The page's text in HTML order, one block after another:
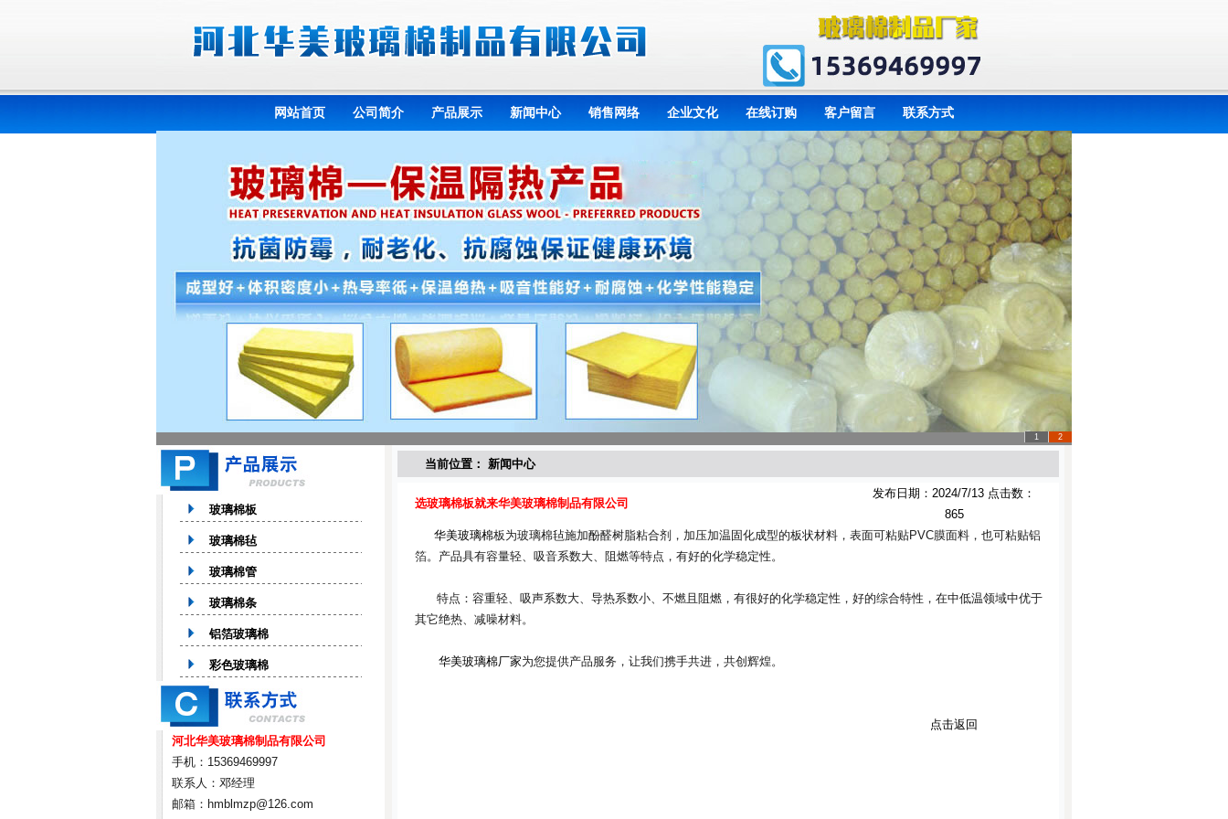
网站首页 公司简介 产品展示 新闻中心 销售网络 企业文化 在线订购 客户留言 联系方式
1 2
玻璃棉板
玻璃棉毡
玻璃棉管
玻璃棉条
铝箔玻璃棉
彩色玻璃棉
河北华美玻璃棉制品有限公司
手机：15369469997
联系人：邓经理
邮箱：hmblmzp@126.com
当前位置： 新闻中心
选玻璃棉板就来华美玻璃棉制品有限公司
发布日期：2024/7/13 点击数：
865
华美玻璃棉板为玻璃棉毡施加酚醛树脂粘合剂，加压加温固化成型的板状材料，表面可粘贴PVC膜面料，也可粘贴铝
箔。产品具有容量轻、吸音系数大、阻燃等特点，有好的化学稳定性。
特点： 容重轻、吸声系数大、导热系数小、不燃且阻燃，有很好的化学稳定性，好的综合特性，在中低温领域中优于
其它绝热、减噪材料。
华美玻璃棉厂家为您提供产品服务，让我们携手共进，共创辉煌。
点击返回